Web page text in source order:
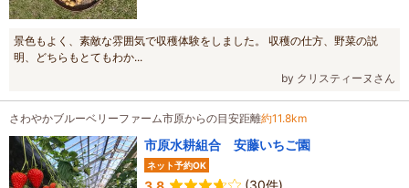
景色もよく、素敵な雰囲気で収穫体験をしました。 収穫の仕方、野菜の説
明、どちらもとてもわか...
by クリスティーヌさん
さわやかブルーベリーファーム市原からの目安距離約11.8km
市原水耕組合 安藤いちご園
ネット予約OK